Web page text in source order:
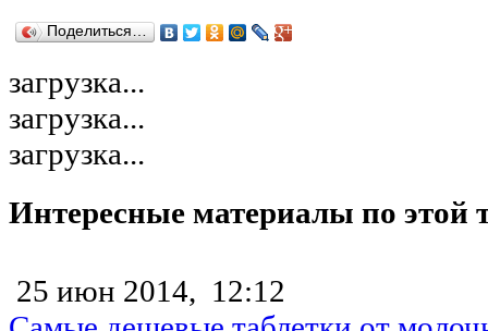
Поделиться…
загрузка...
загрузка...
загрузка...
Интересные материалы по этой
25 июн 2014, 12:12